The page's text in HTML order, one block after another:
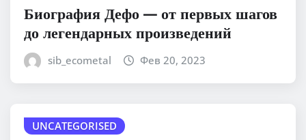
Биография Дефо — от первых шагов
до легендарных произведений
sib_ecometal Фев 20, 2023
UNCATEGORISED